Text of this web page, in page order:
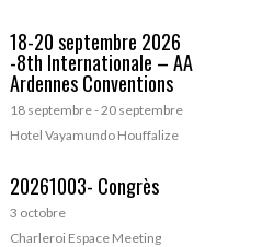
18-20 septembre 2026
-8th Internationale – AA
Ardennes Conventions
18 septembre-20 septembre
Hotel Vayamundo Houffalize
20261003- Congrès
3 octobre
Charleroi Espace Meeting